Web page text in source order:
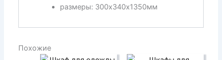
размеры: 300х340х1350мм
Похожие